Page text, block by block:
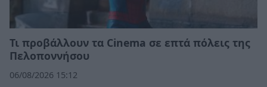
Τι προβάλλουν τα Cinema σε επτά πόλεις της
Πελοποννήσου
06/08/2026 15:12